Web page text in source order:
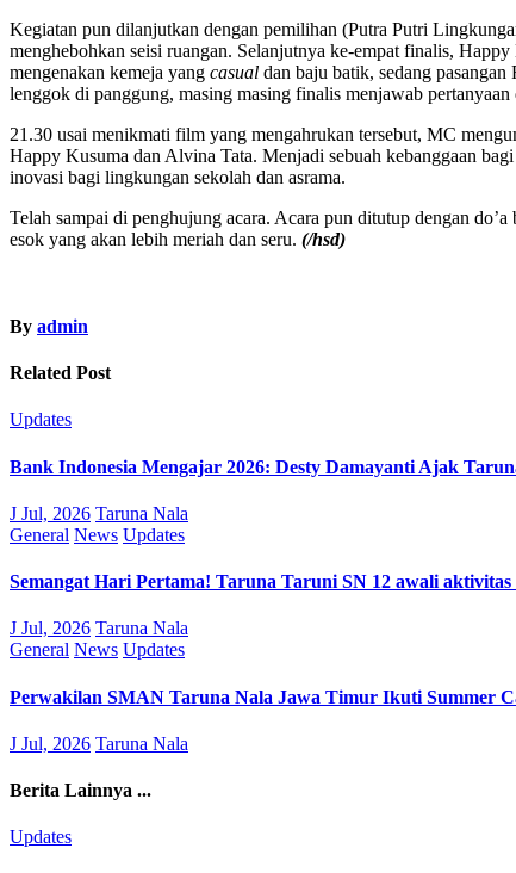
Kegiatan pun dilanjutkan dengan pemilihan (Putra Putri
menghebohkan seisi ruangan. Selanjutnya ke-empat finalis,
mengenakan kemeja yang casual dan baju batik, sedang
lenggok di panggung, masing masing finalis menjawab
21.30 usai menikmati film yang mengahrukan tersebut, MC
Happy Kusuma dan Alvina Tata. Menjadi sebuah kebanggaan
inovasi bagi lingkungan sekolah dan asrama.
Telah sampai di penghujung acara. Acara pun ditutup dengan
esok yang akan lebih meriah dan seru. (/hsd)
By admin
Related Post
Updates
Bank Indonesia Mengajar 2026: Desty Damayanti Ajak
J Jul, 2026 Taruna Nala
General News Updates
Semangat Hari Pertama! Taruna Taruni SN 12 awali aktivitas
J Jul, 2026 Taruna Nala
General News Updates
Perwakilan SMAN Taruna Nala Jawa Timur Ikuti Summer
J Jul, 2026 Taruna Nala
Berita Lainnya ...
Updates